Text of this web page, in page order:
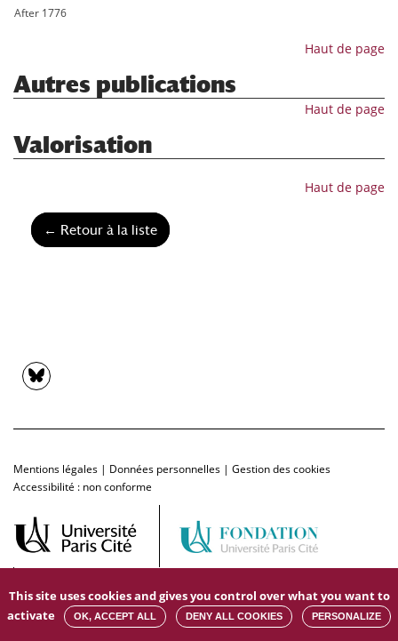
After 1776
Haut de page
Autres publications
Haut de page
Valorisation
Haut de page
← Retour à la liste
Mentions légales | Données personnelles | Gestion des cookies
Accessibilité : non conforme
This site uses cookies and gives you control over what you want to
activate
OK, ACCEPT ALL DENY ALL COOKIES PERSONALIZE